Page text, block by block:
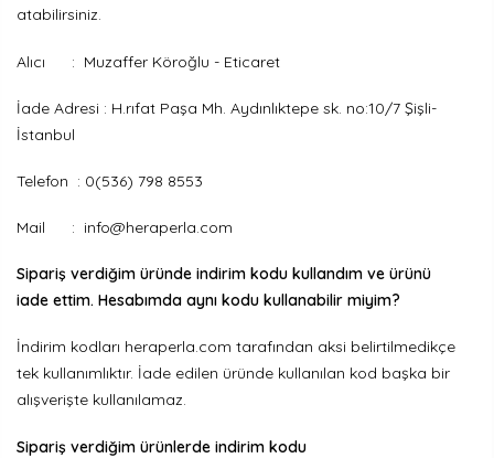
atabilirsiniz.
Alıcı : Muzaffer Köroğlu - Eticaret
İade Adresi : H.rıfat Paşa Mh. Aydınlıktepe sk. no:10/7 Şişli-
İstanbul
Telefon : 0(536) 798 8553
Mail : info@heraperla.com
Sipariş verdiğim üründe indirim kodu kullandım ve ürünü
iade ettim. Hesabımda aynı kodu kullanabilir miyim?
İndirim kodları heraperla.com tarafından aksi belirtilmedikçe
tek kullanımlıktır. İade edilen üründe kullanılan kod başka bir
alışverişte kullanılamaz.
Sipariş verdiğim ürünlerde indirim kodu